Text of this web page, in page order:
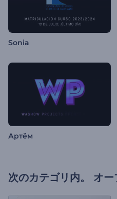
Sonia
Артём
次のカテゴリ内。 オー